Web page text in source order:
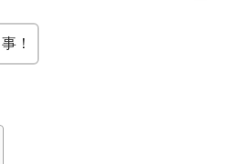
！